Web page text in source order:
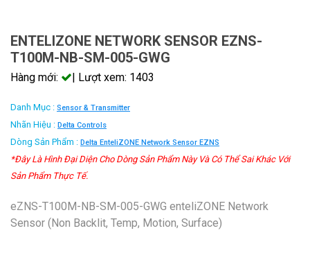
ENTELIZONE NETWORK SENSOR EZNS-
T100M-NB-SM-005-GWG
Hàng mới: | Lượt xem: 1403
Danh Mục : Sensor & Transmitter
Nhãn Hiệu : Delta Controls
Dòng Sản Phẩm : Delta EnteliZONE Network Sensor EZNS
*Đây Là Hình Đại Diện Cho Dòng Sản Phẩm Này Và Có Thể Sai Khác Với
Sản Phẩm Thực Tế.
eZNS-T100M-NB-SM-005-GWG enteliZONE Network
Sensor (Non Backlit, Temp, Motion, Surface)